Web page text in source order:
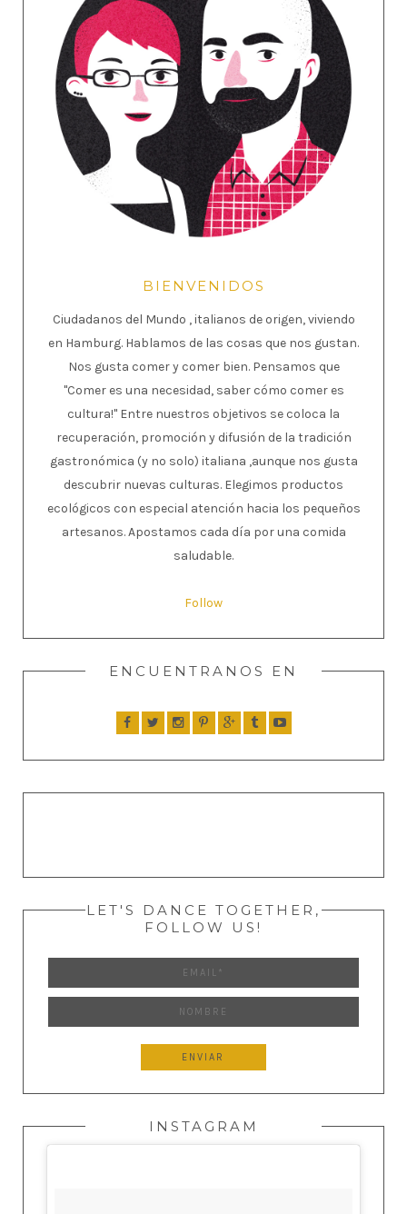
BIENVENIDOS
Ciudadanos del Mundo , italianos de origen, viviendo
en Hamburg. Hablamos de las cosas que nos gustan.
Nos gusta comer y comer bien. Pensamos que
"Comer es una necesidad, saber cómo comer es
cultura!" Entre nuestros objetivos se coloca la
recuperación, promoción y difusión de la tradición
gastronómica (y no solo) italiana ,aunque nos gusta
descubrir nuevas culturas. Elegimos productos
ecológicos con especial atención hacia los pequeños
artesanos. Apostamos cada día por una comida
saludable.
Follow
ENCUENTRANOS EN
LET'S DANCE TOGETHER,
FOLLOW US!
INSTAGRAM